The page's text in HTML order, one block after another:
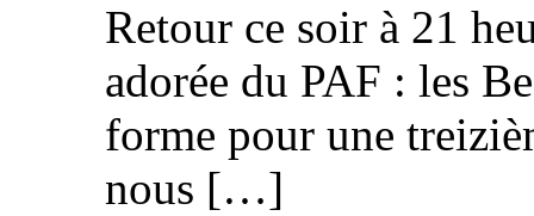
Retour ce soir à 21
adorée du PAF : les
forme pour une
nous […]